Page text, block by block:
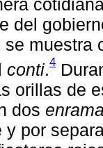
del
muestra
conti.4
orillas de
dos
y por